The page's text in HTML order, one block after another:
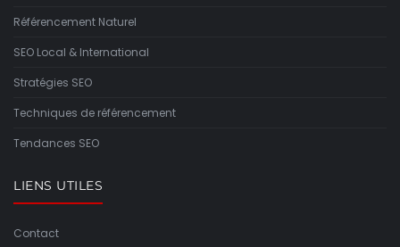
Référencement Naturel
SEO Local & International
Stratégies SEO
Techniques de référencement
Tendances SEO
LIENS UTILES
Contact